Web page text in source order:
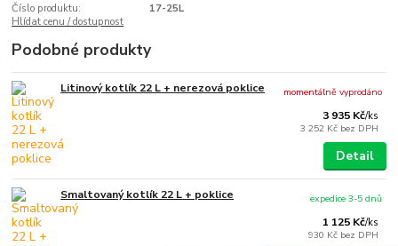
Číslo produktu:
17-25L
Hlídat cenu / dostupnost
Podobné produkty
Litinový kotlík 22 L + nerezová poklice
3 935 Kč/ks
3 252 Kč bez DPH
momentálně vyprodáno
Detail
Smaltovaný kotlík 22 L + poklice
1 125 Kč/ks
930 Kč bez DPH
expedice 3-5 dnů